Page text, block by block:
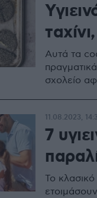
Αυτά τα
σχολείο
7
Το
11.08.2023,